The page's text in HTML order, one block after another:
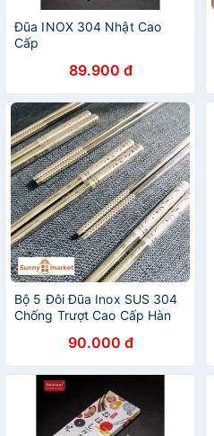
Đũa INOX 304 Nhật Cao
Cấp
89.900 đ
Bộ 5 Đôi Đũa Inox SUS 304
Chống Trượt Cao Cấp Hàn
90.000 đ